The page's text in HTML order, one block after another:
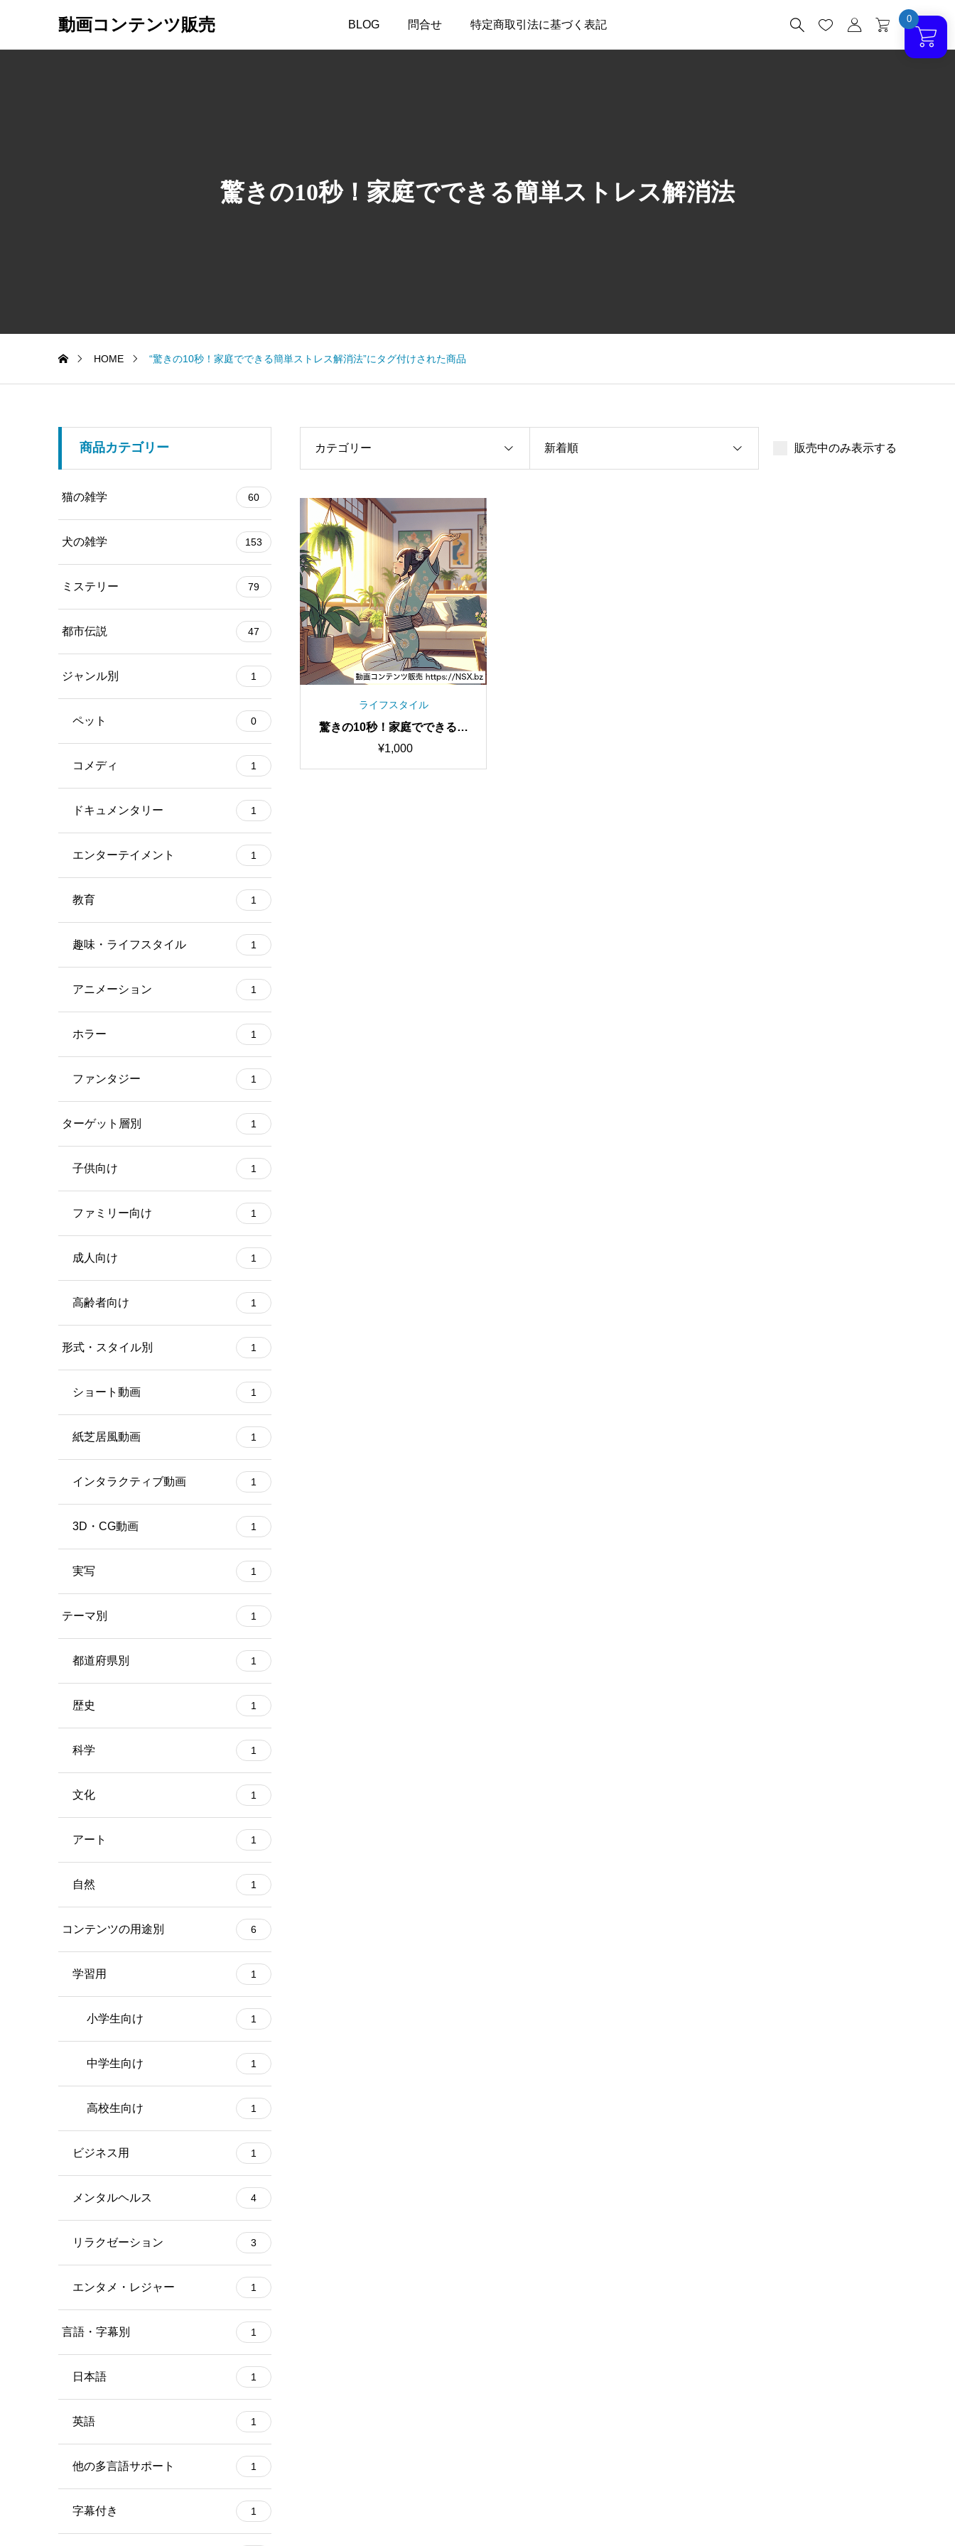
動画コンテンツ販売 BLOG 問合せ 特定商取引法に基づく表記    
驚きの10秒！家庭でできる簡単ストレス解消法
HOME “驚きの10秒！家庭でできる簡単ストレス解消法”にタグ付けされた商品
カテゴリー 新着順 販売中のみ表示する
ライフスタイル
驚きの10秒！家庭でできる簡
単ストレス解消法
¥1,000
商品カテゴリー
猫の雑学 60
犬の雑学 153
ミステリー 79
都市伝説 47
ジャンル別 1
ペット 0
コメディ 1
ドキュメンタリー 1
エンターテイメント 1
教育 1
趣味・ライフスタイル 1
アニメーション 1
ホラー 1
ファンタジー 1
ターゲット層別 1
子供向け 1
ファミリー向け 1
成人向け 1
高齢者向け 1
形式・スタイル別 1
ショート動画 1
紙芝居風動画 1
インタラクティブ動画 1
3D・CG動画 1
実写 1
テーマ別 1
都道府県別 1
歴史 1
科学 1
文化 1
アート 1
自然 1
コンテンツの用途別 6
学習用 1
小学生向け 1
中学生向け 1
高校生向け 1
ビジネス用 1
メンタルヘルス 4
リラクゼーション 3
エンタメ・レジャー 1
言語・字幕別 1
日本語 1
英語 1
他の多言語サポート 1
字幕付き 1
0